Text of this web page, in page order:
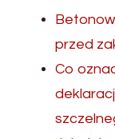
przed
Co